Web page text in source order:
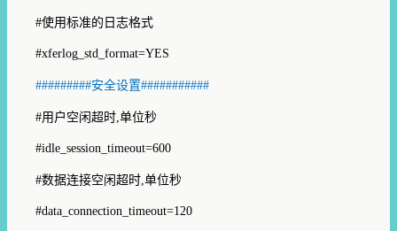
#使用标准的日志格式
#xferlog_std_format=YES
#########安全设置###########
#用户空闲超时 单位秒
#idle_session_timeout=600
#数据连接空闲超时 单位秒
#data_connection_timeout=120